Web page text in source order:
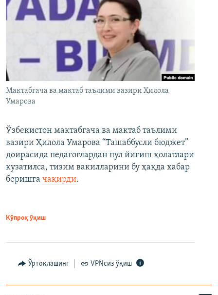
Мактабгача ва мактаб таълими вазири Ҳилола
Умарова
Ўзбекистон мактабгача ва мактаб таълими
вазири Ҳилола Умарова “Ташаббусли бюджет”
доирасида педагоглардан пул йиғиш ҳолатлари
кузатилса, тизим вакилларини бу ҳақда хабар
беришга чақирди.
Кўпроқ ўқиш
Ўртоқлашинг VPNсиз ўқиш